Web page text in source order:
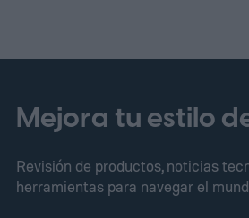
llamada DeepPix, que
ese problema. Samsung
nuevo diseño permite que
un 60 % más de luz que la
Mejora tu estilo
Revisión de productos, noticias
herramientas para navegar el